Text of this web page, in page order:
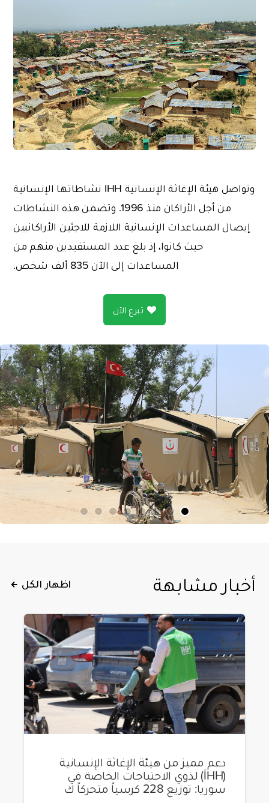
وتواصل هيئة الإغاثة الإنسانية IHH نشاطاتها الإنسانية
من أجل الأراكان منذ 1996. وتضمن هذه النشاطات
إيصال المساعدات الإنسانية اللازمة للاجئين الأراكانيين
حيث كانوا، إذ بلغ عدد المستفيدين منهم من
المساعدات إلى الآن 835 ألف شخص.
تبرع الآن
أخبار مشابهة اظهار الكل
دعم مميز من هيئة الإغاثة الإنسانية
(İHH) لذوي الاحتياجات الخاصة في
سوريا: توزيع 228 كرسياً متحركاً ك